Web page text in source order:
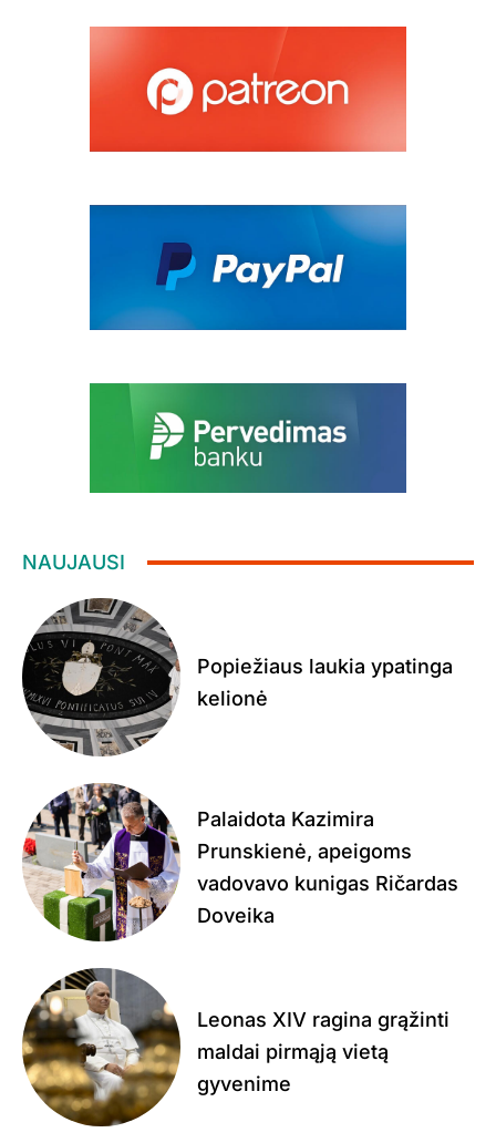
NAUJAUSI
Popiežiaus laukia ypatinga
kelionė
Palaidota Kazimira
Prunskienė, apeigoms
vadovavo kunigas Ričardas
Doveika
Leonas XIV ragina grąžinti
maldai pirmąją vietą
gyvenime